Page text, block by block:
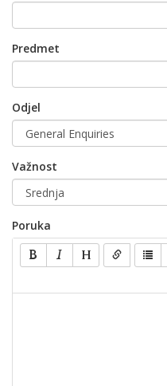
Predmet
Odjel
Važnost
Poruka